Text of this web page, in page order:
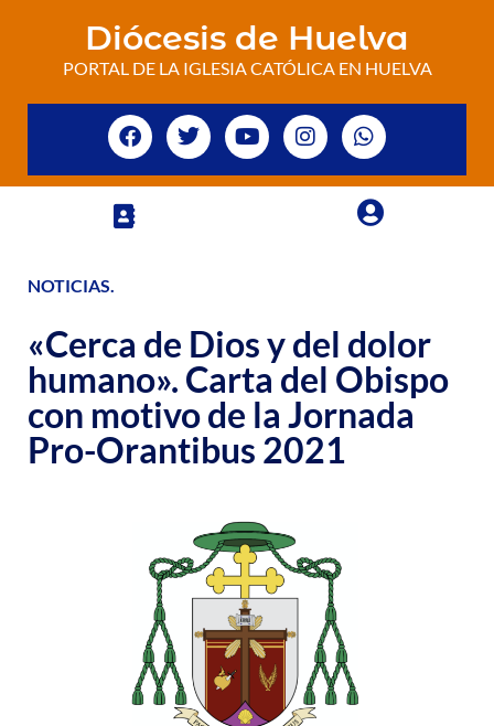
Diócesis de Huelva
PORTAL DE LA IGLESIA CATÓLICA EN HUELVA
NOTICIAS.
«Cerca de Dios y del dolor
humano». Carta del Obispo
con motivo de la Jornada
Pro-Orantibus 2021